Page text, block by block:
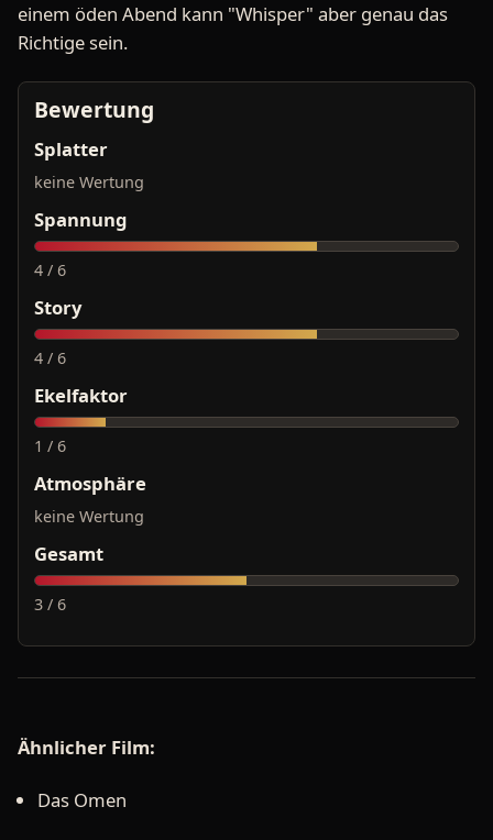
einem öden Abend kann "Whisper" aber genau das
Richtige sein.
Bewertung
Splatter
keine Wertung
Spannung
4 / 6
Story
4 / 6
Ekelfaktor
1 / 6
Atmosphäre
keine Wertung
Gesamt
3 / 6
Ähnlicher Film:
Das Omen